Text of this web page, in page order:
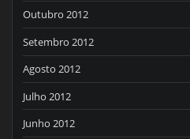
Outubro 2012
Setembro 2012
Agosto 2012
Julho 2012
Junho 2012